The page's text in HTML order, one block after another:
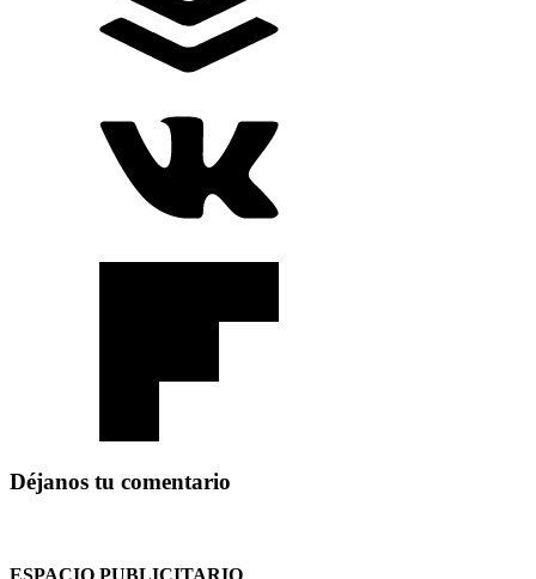
Déjanos tu comentario
ESPACIO PUBLICITARIO